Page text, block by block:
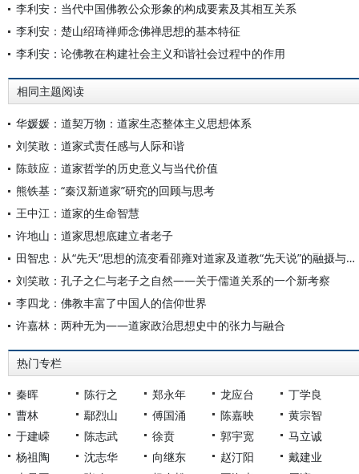
李利安：当代中国佛教公众形象的构成要素及其相互关系
李利安：楚山绍琦禅师念佛禅思想的基本特征
李利安：论佛教在构建社会主义和谐社会过程中的作用
相同主题阅读
华媛媛：道契万物：道家生态整体主义思想体系
刘笑敢：道家式责任感与人际和谐
陈鼓应：道家哲学的历史意义与当代价值
熊铁基：“秦汉新道家”研究的回顾与思考
王中江：道家的生命智慧
许地山：道家思想底建立者老子
田智忠：从“先天”思想的流变看邵雍对道家及道教“先天说”的融摄与推进
刘笑敢：孔子之仁与老子之自然——关于儒道关系的一个新考察
李四龙：佛教丰富了中国人的信仰世界
许嘉林：两种无为——道家政治思想史中的张力与融合
热门专栏
秦晖 陈行之 郑永年 龙应台
丁学良
曹林
鄢烈山 傅国涌 陈嘉映
黄宗智
于建嵘
陈志武 徐贲 郭宇宽
马立诚
杨祖陶
沈志华 向继东 赵汀阳
戴建业